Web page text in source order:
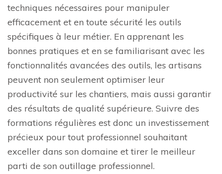
techniques nécessaires pour manipuler
efficacement et en toute sécurité les outils
spécifiques à leur métier. En apprenant les
bonnes pratiques et en se familiarisant avec les
fonctionnalités avancées des outils, les artisans
peuvent non seulement optimiser leur
productivité sur les chantiers, mais aussi garantir
des résultats de qualité supérieure. Suivre des
formations régulières est donc un investissement
précieux pour tout professionnel souhaitant
exceller dans son domaine et tirer le meilleur
parti de son outillage professionnel.